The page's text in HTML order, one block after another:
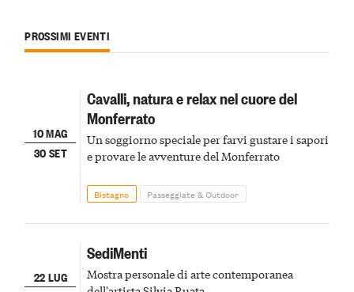
PROSSIMI EVENTI
10 MAG
30 SET
Cavalli, natura e relax nel cuore del
Monferrato
Un soggiorno speciale per farvi gustare i sapori
e provare le avventure del Monferrato
Bistagno Passeggiate & Outdoor
22 LUG
SediMenti
Mostra personale di arte contemporanea